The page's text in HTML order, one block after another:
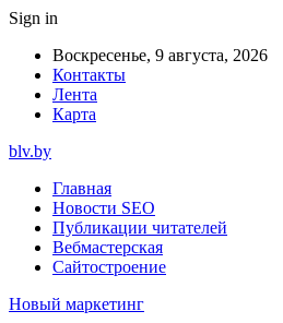
Sign in
Воскресенье, 9 августа, 2026
Контакты
Лента
Карта
blv.by
Главная
Новости SEO
Публикации читателей
Вебмастерская
Сайтостроение
Новый маркетинг